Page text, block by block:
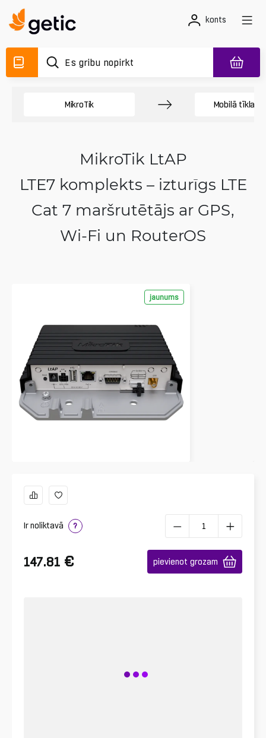
konts
MikroTik Mobilā tīkla
MikroTik LtAP
LTE7 komplekts – izturīgs LTE
Cat 7 maršrutētājs ar GPS,
Wi‑Fi un RouterOS
jaunums
Ir noliktavā ?
147.81 € pievienot grozam